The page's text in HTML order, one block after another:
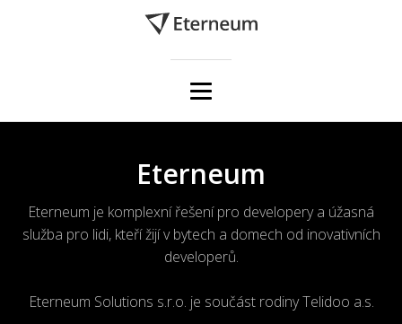
Eterneum
Eterneum je komplexní řešení pro developery a úžasná
služba pro lidi, kteří žijí v bytech a domech od inovativních
developerů.
Eterneum Solutions s.r.o. je součást rodiny Telidoo a.s.